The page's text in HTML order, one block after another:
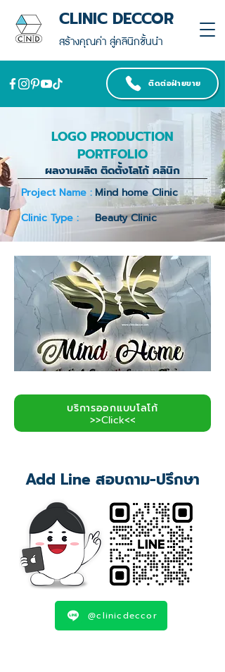
สร้างคุณค่า สู่คลินิกชั้นนำ
CLINIC DECCOR
ติดต่อฝ่ายขาย
LOGO PRODUCTION
PORTFOLIO
ผลงานผลิต ติดตั้งโลโก้ คลินิก
Project Name : Mind home Clinic
Clinic Type :
Beauty Clinic
บริการออกแบบโลโก้
>>Click<<
Add Line สอบถาม-ปรึกษา
@clinicdeccor